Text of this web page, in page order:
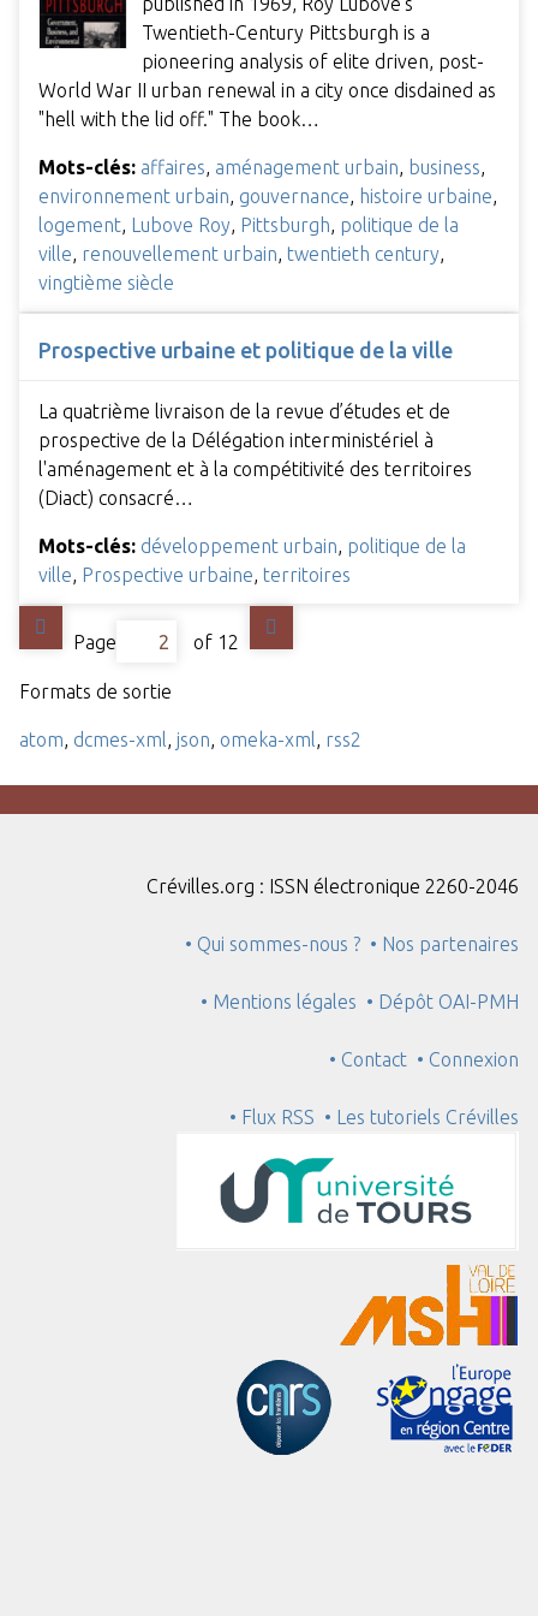
Twentieth-Century Pittsburgh is a
pioneering analysis of elite driven, post-
World War II urban renewal in a city once disdained as
"hell with the lid off." The book…
Mots-clés: affaires, aménagement urbain, business,
environnement urbain, gouvernance, histoire urbaine,
logement, Lubove Roy, Pittsburgh, politique de la
ville, renouvellement urbain, twentieth century,
vingtième siècle
Prospective urbaine et politique de la ville
La quatrième livraison de la revue d’études et de
prospective de la Délégation interministériel à
l'aménagement et à la compétitivité des territoires
(Diact) consacré…
Mots-clés: développement urbain, politique de la
ville, Prospective urbaine, territoires
Page of 12
Formats de sortie
atom, dcmes-xml, json, omeka-xml, rss2
Crévilles.org : ISSN électronique 2260-2046
• Qui sommes-nous ? • Nos partenaires
• Mentions légales • Dépôt OAI-PMH
• Contact • Connexion
• Flux RSS • Les tutoriels Crévilles